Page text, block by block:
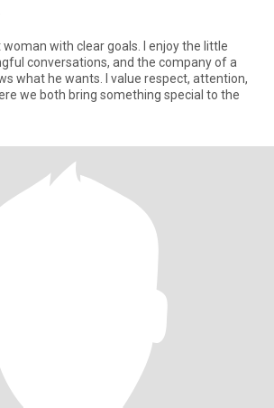
woman with clear goals. I enjoy the little
conversations, and the company of a
what he wants. I value respect, attention,
we both bring something special to the